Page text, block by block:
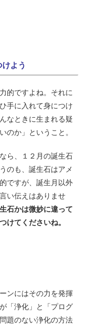
よう
的ですよね。それに
手に入れて身につけ
なときに生まれる疑
のか」ということ。
ら、１２月の誕生石
のも、誕生石はアメ
ですが、誕生月以外
い伝えはありませ
石かは微妙に違って
けてくださいね。
ンにはその力を発揮
「浄化」と「プログ
題のない浄化の方法